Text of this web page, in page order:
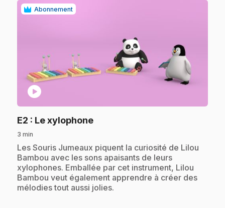
Abonnement
play_circle
E2 : Le xylophone.
3 min
.Les Souris Jumeaux piquent la curiosité de Lilou
Bambou avec les sons apaisants de leurs
xylophones. Emballée par cet instrument, Lilou
Bambou veut également apprendre à créer des
mélodies tout aussi jolies.